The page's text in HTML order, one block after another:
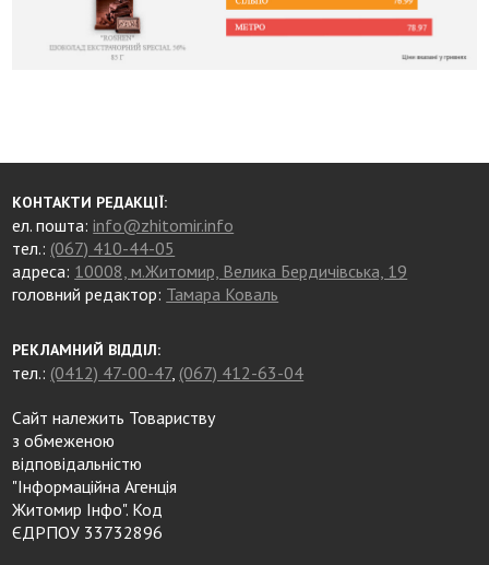
КОНТАКТИ РЕДАКЦІЇ:
ел. пошта:info@zhitomir.info
тел.: (067) 410-44-05
адреса: 10008, м.Житомир, Велика Бердичівська, 19
головний редактор: Тамара Коваль
РЕКЛАМНИЙ ВІДДІЛ:
тел.: (0412) 47-00-47, (067) 412-63-04
Сайт належить Товариству
з обмеженою
відповідальністю
"Інформаційна Агенція
Житомир Інфо". Код
ЄДРПОУ 33732896